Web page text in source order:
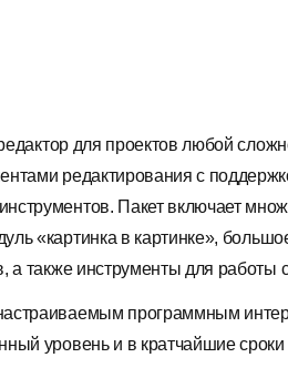
для проектов любой
редактирования с
Пакетвключает
«картинка в картинке», б
а также инструменты для работы
программным
уровень и в кратчайшие